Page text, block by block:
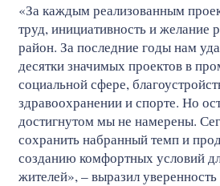
«За каждым реализованным
труд, инициативность и желание
район. За последние годы нам
десятки значимых проектов в
социальной сфере,
здравоохранении и спорте. Но
достигнутом мы не намерены.
сохранить набранный темп и
созданию комфортных условий
жителей», – выразил